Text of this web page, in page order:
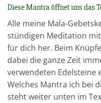
Diese Mantra öffnet uns das
Alle meine Mala-
stündigen Meditation
für dich her. Beim
dabei die ganze Zeit
verwendeten Edelsteine
Welches Mantra ich bei
steht weiter unten im